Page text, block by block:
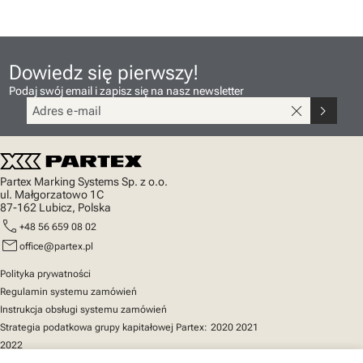
Dowiedz się pierwszy!
Podaj swój email i zapisz się na nasz newsletter
close chevron_right
Partex Marking Systems Sp. z o.o.
ul. Małgorzatowo 1C
87-162 Lubicz, Polska
call +48 56 659 08 02
mail office@partex.pl
Polityka prywatności
Regulamin systemu zamówień
Instrukcja obsługi systemu zamówień
Strategia podatkowa grupy kapitałowej Partex: 2020 2021
2022